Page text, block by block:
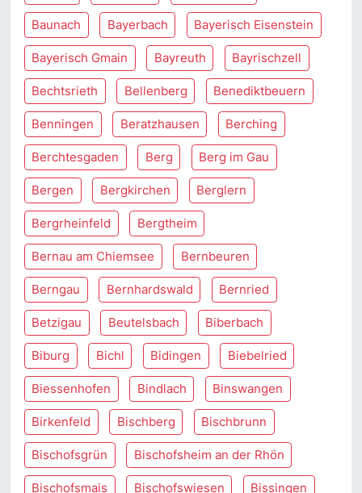
Baunach Bayerbach Bayerisch Eisenstein
Bayerisch Gmain Bayreuth Bayrischzell
Bechtsrieth Bellenberg Benediktbeuern
Benningen Beratzhausen Berching
Berchtesgaden Berg Berg im Gau
Bergen Bergkirchen Berglern
Bergrheinfeld Bergtheim
Bernau am Chiemsee Bernbeuren
Berngau Bernhardswald Bernried
Betzigau Beutelsbach Biberbach
Biburg Bichl Bidingen Biebelried
Biessenhofen Bindlach Binswangen
Birkenfeld Bischberg Bischbrunn
Bischofsgrün Bischofsheim an der Rhön
Bischofsmais Bischofswiesen Bissingen